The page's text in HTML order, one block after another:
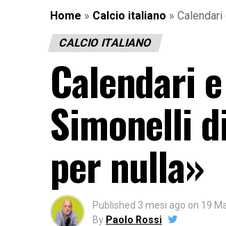
Home » Calcio italiano »
CALCIO ITALIANO
Calendari
Simonelli
per nulla»
Published 3 mesi ago on 19
By Paolo Rossi